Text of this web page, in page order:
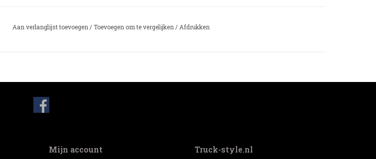
Aan verlanglijst toevoegen /Toevoegen om te vergelijken / Afdrukken
Mijn account
Truck-style.nl